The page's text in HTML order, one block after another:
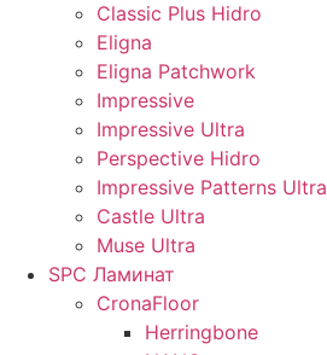
Classic Plus Hidro
Eligna
Eligna Patchwork
Impressive
Impressive Ultra
Perspective Hidro
Impressive Patterns Ultra
Castle Ultra
Muse Ultra
SPC Ламинат
CronaFloor
Herringbone